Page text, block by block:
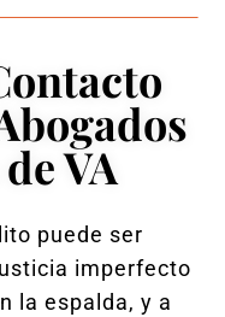
VA
puede ser
imperfecto
la espalda, y a